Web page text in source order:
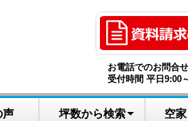
お電話でのお問合
受付時間 平日9:00
声 坪数から検索 空